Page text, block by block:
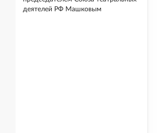
деятелей РФ Машковым